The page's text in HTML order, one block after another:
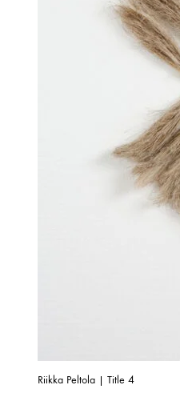
Riikka Peltola | Title 4